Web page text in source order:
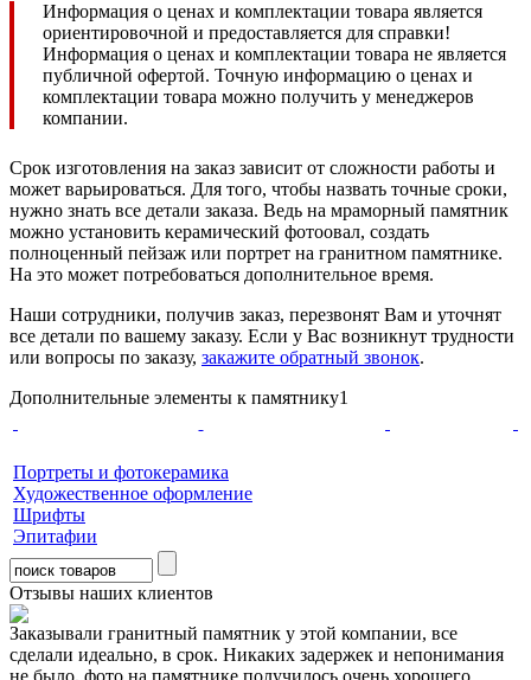
Информация о ценах и комплектации товара является
ориентировочной и предоставляется для справки!
Информация о ценах и комплектации товара не является
публичной офертой. Точную информацию о ценах и
комплектации товара можно получить у менеджеров
компании.
Срок изготовления на заказ зависит от сложности работы и
может варьироваться. Для того, чтобы назвать точные сроки,
нужно знать все детали заказа. Ведь на мраморный памятник
можно установить керамический фотоовал, создать
полноценный пейзаж или портрет на гранитном памятнике.
На это может потребоваться дополнительное время.
Наши сотрудники, получив заказ, перезвонят Вам и уточнят
все детали по вашему заказу. Если у Вас возникнут трудности
или вопросы по заказу, закажите обратный звонок.
Дополнительные элементы к памятнику1
Портреты и фотокерамика
Художественное оформление
Шрифты
Эпитафии
Отзывы наших клиентов
Заказывали гранитный памятник у этой компании, все
сделали идеально, в срок. Никаких задержек и непонимания
не было, фото на памятнике получилось очень хорошего